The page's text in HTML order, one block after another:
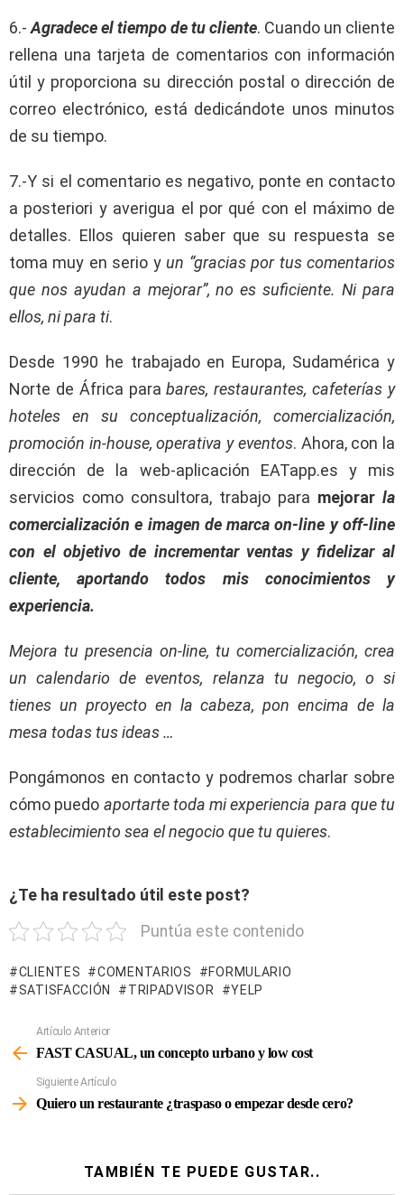
6.-Agradece el tiempo de tu cliente. Cuando un cliente
rellena una tarjeta de comentarios con información
útil y proporciona su dirección postal o dirección de
correo electrónico, está dedicándote unos minutos
de su tiempo.
7.-Y si el comentario es negativo, ponte en contacto
a posteriori y averigua el por qué con el máximo de
detalles. Ellos quieren saber que su respuesta se
toma muy en serio y un “gracias por tus comentarios
que nos ayudan a mejorar”, no es suficiente. Ni para
ellos, ni para ti.
Desde 1990 he trabajado en Europa, Sudamérica y
Norte de África parabares, restaurantes, cafeterías y
hoteles en su conceptualización, comercialización,
promoción in-house, operativa y eventos. Ahora, con la
dirección de la web-aplicación EATapp.es y mis
servicios como consultora, trabajo para mejorar la
comercialización e imagen de marca on-line y off-line
con el objetivo de incrementar ventas y fidelizar al
cliente, aportando todos mis conocimientos y
experiencia.
Mejora tu presencia on-line, tu comercialización, crea
un calendario de eventos, relanza tu negocio, o si
tienes un proyecto en la cabeza, pon encima de la
mesa todas tus ideas …
Pongámonos en contacto y podremos charlar sobre
cómo puedo aportarte toda mi experiencia para que tu
establecimiento sea el negocio que tu quieres.
¿Te ha resultado útil este post?
Puntúa este contenido
CLIENTES COMENTARIOS
FORMULARIO
SATISFACCIÓN
TRIPADVISOR YELP
Más
Artículo Anterior
FAST CASUAL, un concepto urbano y low cost
Siguiente Artículo
Quiero un restaurante ¿traspaso o empezar desde cero?
TAMBIÉN TE PUEDE GUSTAR..